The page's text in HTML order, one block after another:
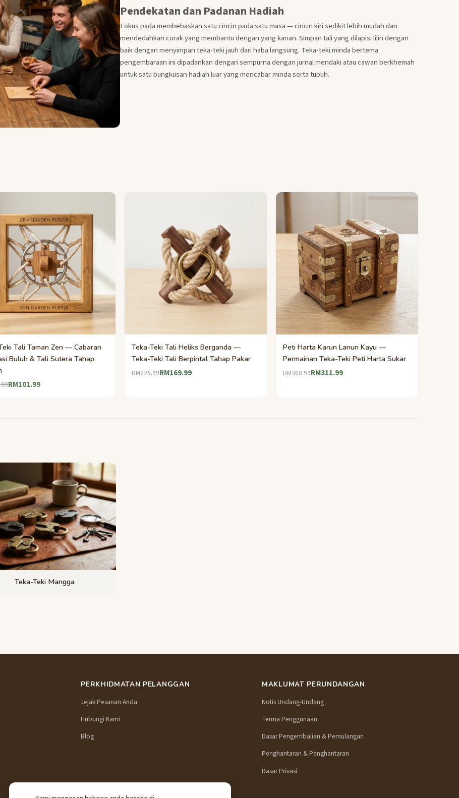
Pendekatan dan Padanan Hadiah
Fokus pada membebaskan satu cincin pada satu masa — cincin kiri sedikit lebih mudah dan
mendedahkan corak yang membantu dengan yang kanan. Simpan tali yang dilapisi lilin dengan
baik dengan menyimpan teka-teki jauh dari haba langsung. Teka-teki minda bertema
pengembaraan ini dipadankan dengan sempurna dengan jurnal mendaki atau cawan berkhemah
untuk satu bungkusan hadiah luar yang mencabar minda serta tubuh.
Tali Taman Zen — Cabaran
Buluh & Tali Sutera Tahap
RM101.99
Teka-Teki Tali Heliks Berganda —
Teka-Teki Tali Berpintal Tahap Pakar
RM226.99RM169.99
Peti Harta Karun Lanun Kayu —
Permainan Teka-Teki Peti Harta Sukar
RM368.99RM311.99
Teka-Teki Mangga
PERKHIDMATAN PELANGGAN
Jejak Pesanan Anda
Hubungi Kami
Blog
MAKLUMAT PERUNDANGAN
Notis Undang-Undang
Terma Penggunaan
Dasar Pengembalian & Pemulangan
Penghantaran & Penghantaran
Dasar Privasi